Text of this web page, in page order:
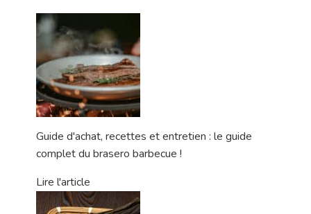
Guide d'achat, recettes et entretien : le guide
complet du brasero barbecue !
Lire l'article